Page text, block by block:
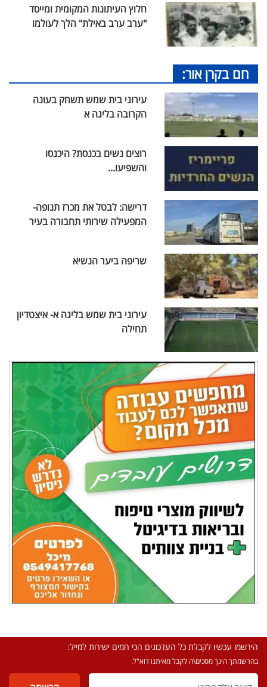
חלוץ העיתונות המקומית ומייסד
"ערב ערב באילת" הלך לעולמו
חם בקרן אור:
עירוני בית שמש תשחק בעונה
הקרובה בליגה א
רוצים נשים בכנסת? היכנסו
והשפיעו...
דרישה: לבטל את מכרז תנופה-
המפעילה שירותי תחבורה בעיר
שריפה ביער הנשיא
עירוני בית שמש בליגה א- איצטדיון
תחילה
הירשמו עכשיו לקבלת כל העדכונים הכי חמים ישירות למייל:
בהרשמתך הינך מסכים\ה לקבל מאיתנו דוא"ל.